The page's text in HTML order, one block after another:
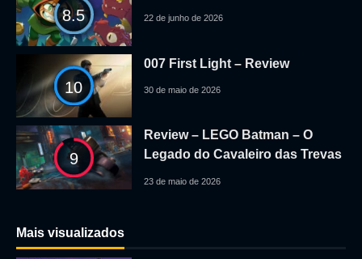
8.5 22 de junho de 2026
10
007 First Light – Review
30 de maio de 2026
9
Review – LEGO Batman – O
Legado do Cavaleiro das Trevas
23 de maio de 2026
Mais visualizados